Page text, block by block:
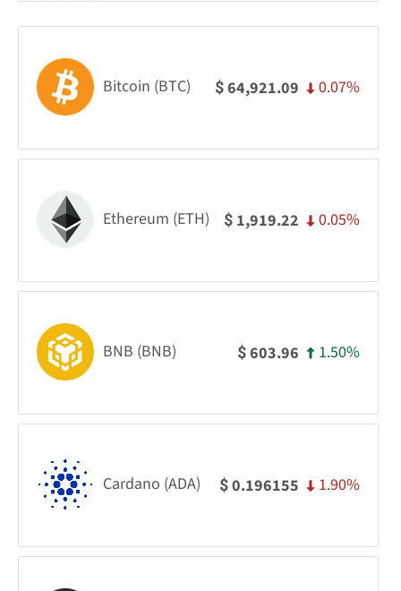
Bitcoin (BTC) $64,921.09 0.07%
Ethereum (ETH) $ 1,919.22 0.05%
BNB (BNB) $603.96 1.50%
Cardano (ADA) $0.196155 1.90%